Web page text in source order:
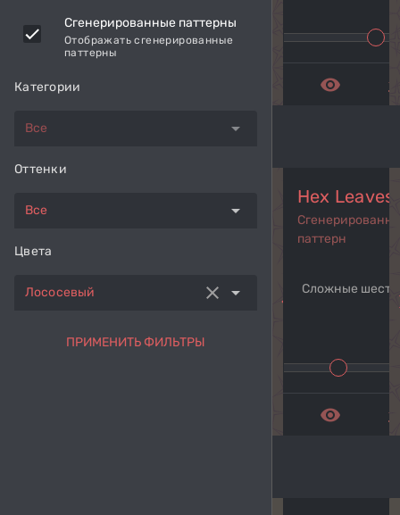
Сгенерированные паттерны
Отображать сгенерированные
паттерны
Категории
Все arrow_drop_down
Оттенки
Все arrow_drop_down
Цвета
Лососевый clear arrow_drop_down
ПРИМЕНИТЬ ФИЛЬТРЫ
remove_red_eye
navigate_before
Hex Leaves
паттерн
Сложные
remove_red_eye